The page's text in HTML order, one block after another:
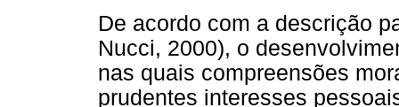
De acordo com a descrição
Nucci, 2000), o
nas quais compreensões
prudentes interesses